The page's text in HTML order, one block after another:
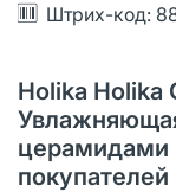
Штрих-код:
Holika Holika
церамидами